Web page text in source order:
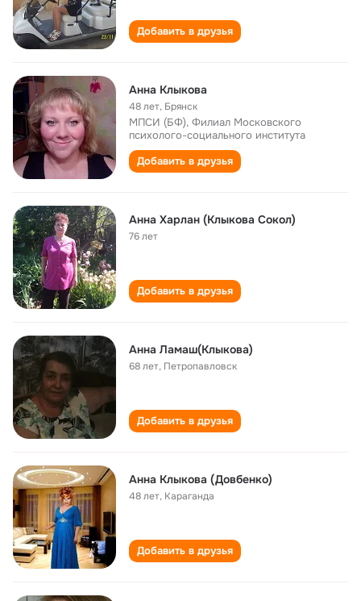
Добавить в друзья
Анна Клыкова
48 лет, Брянск
МПСИ (БФ), Филиал Московского
психолого-социального института
Добавить в друзья
Анна Харлан (Клыкова Сокол)
76 лет
Добавить в друзья
Анна Ламаш(Клыкова)
68 лет, Петропавловск
Добавить в друзья
Анна Клыкова (Довбенко)
48 лет, Караганда
Добавить в друзья